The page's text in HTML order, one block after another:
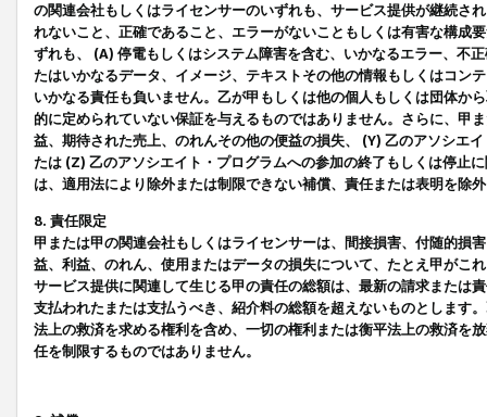
の関連会社もしくはライセンサーのいずれも、サービス提供が継続さ
れないこと、正確であること、エラーがないこともしくは有害な構成
ずれも、 (A) 停電もしくはシステム障害を含む、いかなるエラー、不
たはいかなるデータ、イメージ、テキストその他の情報もしくはコン
いかなる責任も負いません。乙が甲もしくは他の個人もしくは団体か
的に定められていない保証を与えるものではありません。さらに、甲
益、期待された売上、のれんその他の便益の損失、 (Y) 乙のアソシエ
たは (Z) 乙のアソシエイト・プログラムへの参加の終了もしくは停止
は、適用法により除外または制限できない補償、責任または表明を除
8. 責任限定
甲または甲の関連会社もしくはライセンサーは、間接損害、付随的損
益、利益、のれん、使用またはデータの損失について、たとえ甲がこ
サービス提供に関連して生じる甲の責任の総額は、最新の請求または
支払われたまたは支払うべき、紹介料の総額を超えないものとします
法上の救済を求める権利を含め、一切の権利または衡平法上の救済を
任を制限するものではありません。